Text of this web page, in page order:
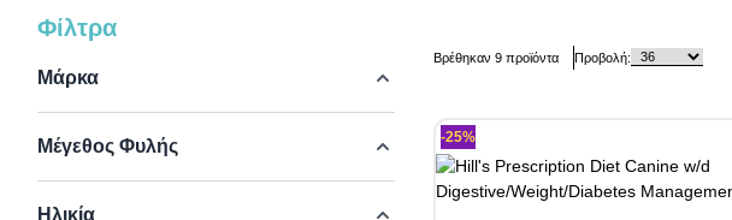
Skip to product list
Φίλτρα
Μάρκα
Μέγεθος Φυλής
Ηλικία
Βρέθηκαν 9προϊόντα Προβολή:
-25%